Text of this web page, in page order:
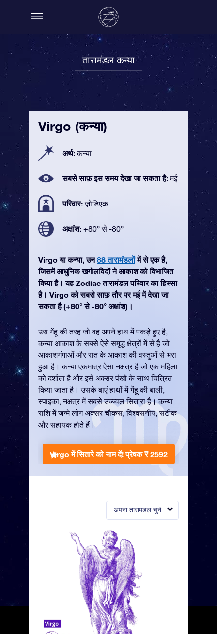
तारामंडल कन्या
अपना तारामंडल चुनें
Virgo (कन्या)
अर्थ:कन्या
सबसे साफ़ इस समय देखा जा सकता है:मई
परिवार:ज़ोडिएक
अक्षांश: +80° से -80°
Virgo या कन्या, उन88 तारामंडलोंमें से एक है,
जिसमें आधुनिक खगोलविदों ने आकाश को विभाजित
किया है। यह Zodiac तारामंडल परिवार का हिस्सा
है। Virgo को सबसे साफ़ तौर पर मई में देखा जा
सकता है (+80° से -80° अक्षांश)।
उस गेंहू की तरह जो वह अपने हाथ में पकड़े हुए है,
कन्या आकाश के सबसे ऐसे समृद्ध क्षेत्रों में से है जो
आकाशगंगाओं और रात के आकाश की वस्तुओं से भरा
हुआ है। कन्या एकमात्र ऐसा नक्षत्र है जो एक महिला
को दर्शाता है और इसे अक्सर पंखों के साथ चित्रित
किया जाता है। उसके बाएं हाथों में गेंहू की बाली,
स्पाइका, नक्षत्र में सबसे उज्ज्वल सितारा है। कन्या
राशि में जन्मे लोग अक्सर चौकस, विश्वसनीय, सटीक
और सहायक होते हैं।
Virgo में सितारे को नाम दें!प्रेषक ₹ 2592